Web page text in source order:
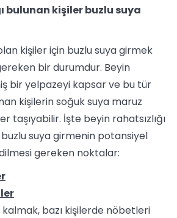
bulunan kişiler buzlu suya
kişiler için buzlu suya girmek
bir durumdur. Beyin
bir yelpazeyi kapsar ve bu tür
kişilerin soğuk suya maruz
taşıyabilir. İşte beyin rahatsızlığı
suya girmenin potansiyel
gereken noktalar:
bazı kişilerde nöbetleri